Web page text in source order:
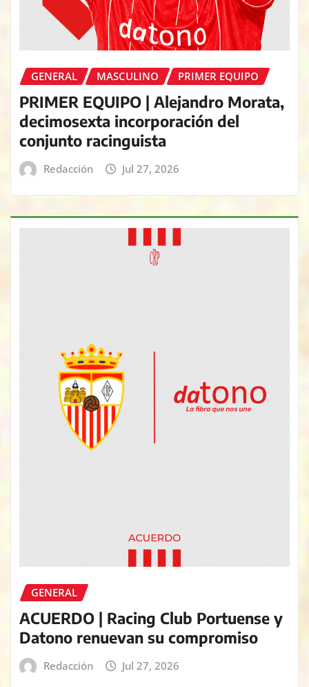
GENERAL MASCULINO PRIMER EQUIPO
PRIMER EQUIPO | Alejandro Morata,
decimosexta incorporación del
conjunto racinguista
Redacción Jul 27, 2026
GENERAL
ACUERDO | Racing Club Portuense y
Datono renuevan su compromiso
Redacción Jul 27, 2026